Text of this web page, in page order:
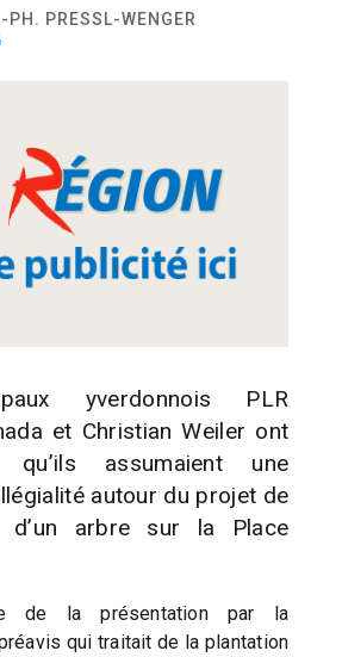
PRESSL-WENGER
yverdonnois PLR
et Christian Weiler ont
qu’ils assumaient une
autour du projet de
d’un arbre sur la Place
de la présentation par la
qui traitait de la plantation